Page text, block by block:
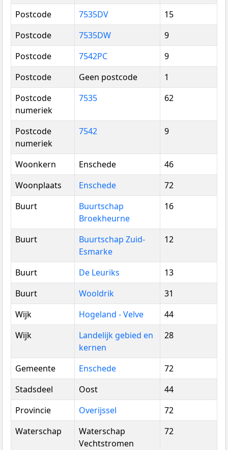
Postcode
7535DV
15
Postcode
7535DW
9
Postcode
7542PC
9
Postcode
Geen postcode
1
Postcode
numeriek
7535 62
Postcode
numeriek
7542 9
Woonkern Enschede
46
Woonplaats
Enschede
72
Buurt
Buurtschap
Broekheurne
16
Buurt
Buurtschap Zuid-
Esmarke
12
Buurt De Leuriks
13
Buurt
Wooldrik
31
Wijk
Hogeland - Velve
44
Wijk
Landelijk gebied en
kernen
28
Gemeente Enschede
72
Stadsdeel
Oost
44
Provincie
Overijssel
72
Waterschap
Waterschap
Vechtstromen
72